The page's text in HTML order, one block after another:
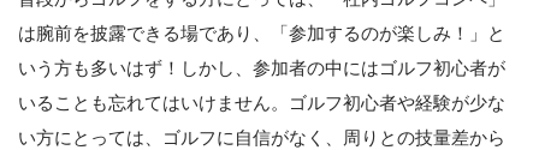
は腕前を披露できる場であり、「参加するのが楽しみ！」と
いう方も多いはず！しかし、参加者の中にはゴルフ初心者が
いることも忘れてはいけません。ゴルフ初心者や経験が少な
い方にとっては、ゴルフに自信がなく、周りとの技量差から